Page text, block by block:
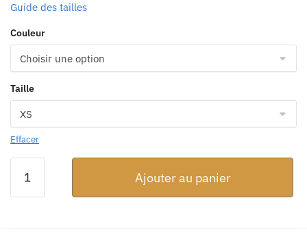
Guide des tailles
Couleur
Taille
Effacer
Chat
Ajouter au panier